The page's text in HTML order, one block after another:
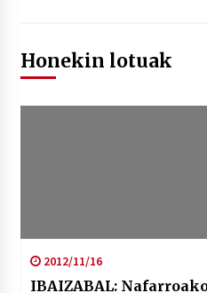
Honekin lotuak
2012/11/16
IBAIZABAL: